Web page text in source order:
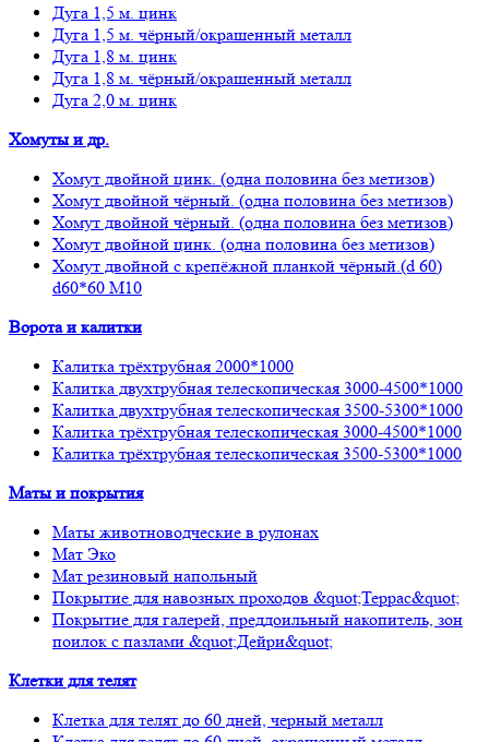
Дуга 1,5 м. цинк
Дуга 1,5 м. чёрный/окрашенный металл
Дуга 1,8 м. цинк
Дуга 1,8 м. чёрный/окрашенный металл
Дуга 2,0 м. цинк
Хомуты и др.
Хомут двойной цинк. (одна половина без метизов)
Хомут двойной чёрный. (одна половина без метизов)
Хомут двойной чёрный. (одна половина без метизов)
Хомут двойной цинк. (одна половина без метизов)
Хомут двойной с крепёжной планкой чёрный.(d 60)
d60*60 М10
Ворота и калитки
Калитка трёхтрубная 2000*1000
Калитка двухтрубная телескопическая 3000-4500*1000
Калитка двухтрубная телескопическая 3500-5300*1000
Калитка трёхтрубная телескопическая 3000-4500*1000
Калитка трёхтрубная телескопическая 3500-5300*1000
Маты и покрытия
Маты животноводческие в рулонах
Мат Эко
Мат резиновый напольный
Покрытие для навозных проходов &quot;Террас&quot;
Покрытие для галерей, преддоильный накопитель, зон
поилок с пазлами &quot;Дейри&quot;
Клетки для телят
Клетка для телят до 60 дней, черный металл